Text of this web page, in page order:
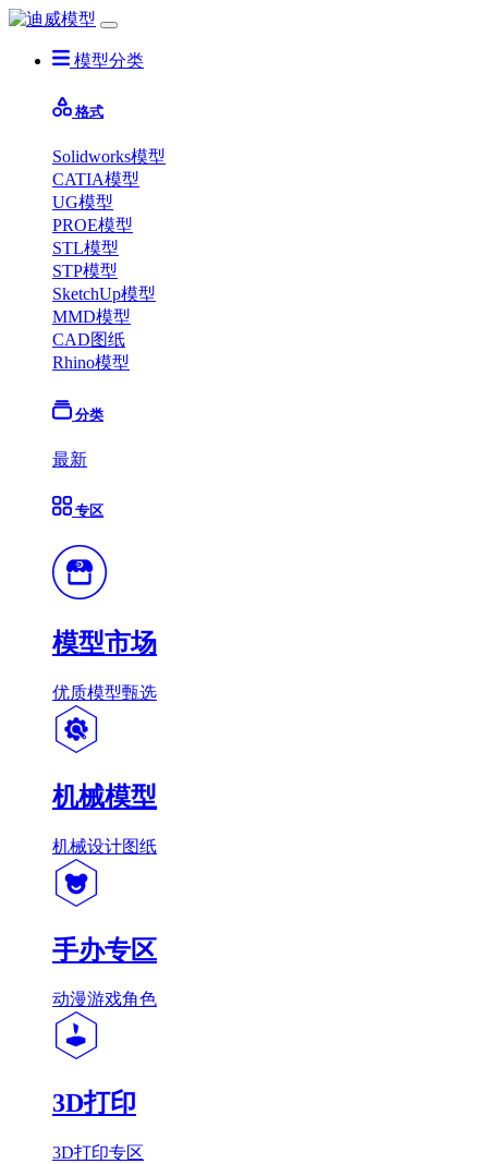
模型分类
格式
Solidworks模型
CATIA模型
UG模型
PROE模型
STL模型
STP模型
SketchUp模型
MMD模型
CAD图纸
Rhino模型
分类
最新
专区
模型市场
优质模型甄选
机械模型
机械设计图纸
手办专区
动漫游戏角色
3D打印
3D打印专区